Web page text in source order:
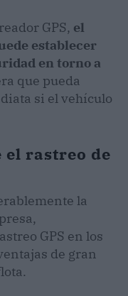
GPS, el
establecer
en torno a
que pueda
si el vehículo
el rastreo de
la
GPS en los
de gran